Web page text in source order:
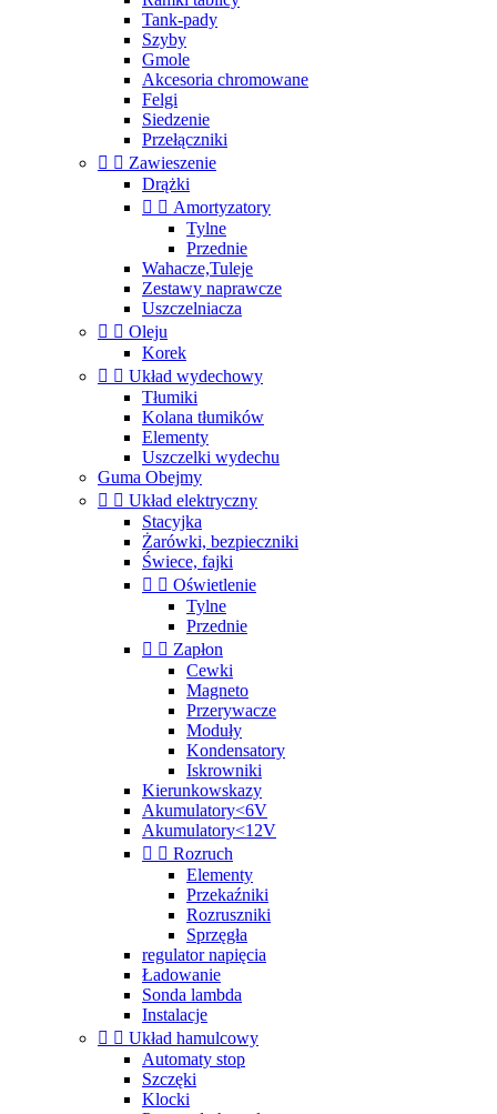
Tank-pady
Szyby
Gmole
Akcesoria chromowane
Felgi
Siedzenie
Przełączniki
  Zawieszenie
Drążki
  Amortyzatory
Tylne
Przednie
Wahacze,Tuleje
Zestawy naprawcze
Uszczelniacza
  Oleju
Korek
  Układ wydechowy
Tłumiki
Kolana tłumików
Elementy
Uszczelki wydechu
Guma Obejmy
  Układ elektryczny
Stacyjka
Żarówki, bezpieczniki
Świece, fajki
  Oświetlenie
Tylne
Przednie
  Zapłon
Cewki
Magneto
Przerywacze
Moduły
Kondensatory
Iskrowniki
Kierunkowskazy
Akumulatory<6V
Akumulatory<12V
  Rozruch
Elementy
Przekaźniki
Rozruszniki
Sprzęgła
regulator napięcia
Ładowanie
Sonda lambda
Instalacje
  Układ hamulcowy
Automaty stop
Szczęki
Klocki